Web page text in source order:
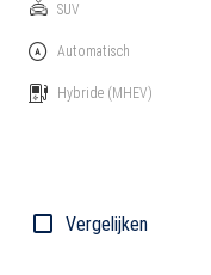
SUV
Automatisch
Hybride (MHEV)
Vergelijken